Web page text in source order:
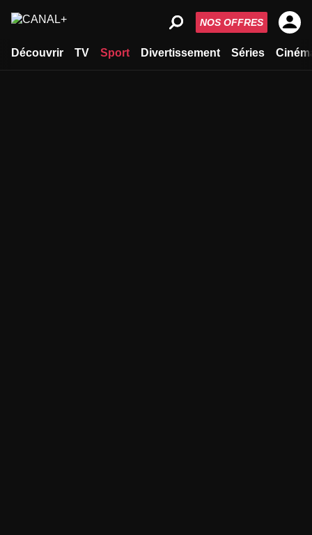
Découvrir TV Sport Divertissement Séries
NOS OFFRES